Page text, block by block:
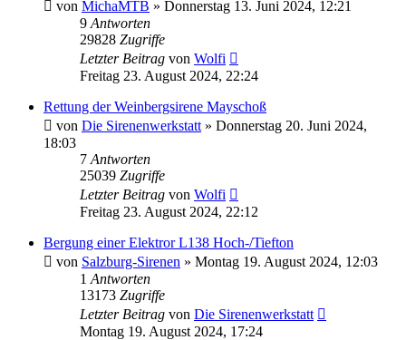
von MichaMTB » Donnerstag 13. Juni 2024, 12:21
9 Antworten
29828 Zugriffe
Letzter Beitrag von Wolfi
Freitag 23. August 2024, 22:24
Rettung der Weinbergsirene Mayschoß
von Die Sirenenwerkstatt » Donnerstag 20. Juni 2024,
18:03
7 Antworten
25039 Zugriffe
Letzter Beitrag von Wolfi
Freitag 23. August 2024, 22:12
Bergung einer Elektror L138 Hoch-/Tiefton
von Salzburg-Sirenen » Montag 19. August 2024, 12:03
1 Antworten
13173 Zugriffe
Letzter Beitrag von Die Sirenenwerkstatt
Montag 19. August 2024, 17:24